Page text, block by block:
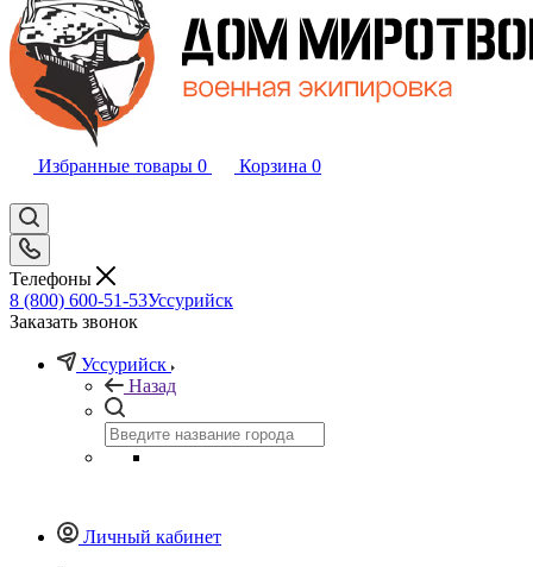
Избранные товары 0 Корзина 0
Телефоны
8 (800) 600-51-53Уссурийск
Заказать звонок
Уссурийск
Назад
Личный кабинет